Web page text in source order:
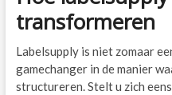
transformeren
Labelsupply is niet zomaar
gamechanger in de manier
structureren. Stelt u zich